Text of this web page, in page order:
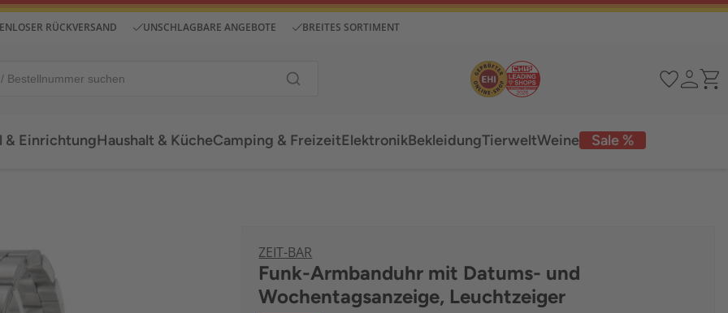
RÜCKVERSAND UNSCHLAGBARE ANGEBOTE BREITES SORTIMENT
& EinrichtungHaushalt & KücheCamping & Freizeit Sale %
ElektronikBekleidungTierweltWeine
ZEIT-BAR
Funk-Armbanduhr mit Datums- und
Wochentagsanzeige, Leuchtzeiger